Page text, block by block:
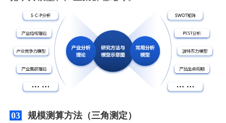
03 规模测算方法（三角测定）